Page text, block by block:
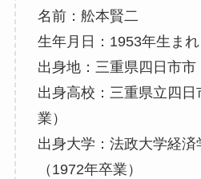
名前：舩本賢二
生年月日：1953年生まれ
出身地：三重県四日市市
出身高校：三重県立四
業）
出身大学：法政大学経済
（1972年卒業）